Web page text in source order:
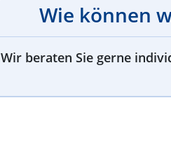
Wie können
Wir beraten Sie gerne